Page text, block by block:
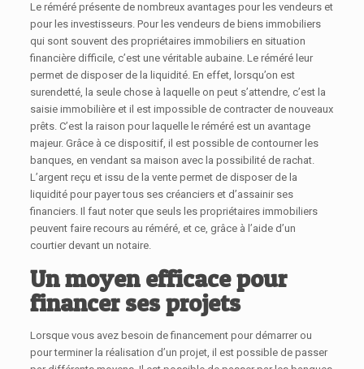
Le réméré présente de nombreux avantages pour les vendeurs et
pour les investisseurs. Pour les vendeurs de biens immobiliers
qui sont souvent des propriétaires immobiliers en situation
financière difficile, c’est une véritable aubaine. Le réméré leur
permet de disposer de la liquidité. En effet, lorsqu’on est
surendetté, la seule chose à laquelle on peut s’attendre, c’est la
saisie immobilière et il est impossible de contracter de nouveaux
prêts. C’est la raison pour laquelle le réméré est un avantage
majeur. Grâce à ce dispositif, il est possible de contourner les
banques, en vendant sa maison avec la possibilité de rachat.
L’argent reçu et issu de la vente permet de disposer de la
liquidité pour payer tous ses créanciers et d’assainir ses
financiers. Il faut noter que seuls les propriétaires immobiliers
peuvent faire recours au réméré, et ce, grâce à l’aide d’un
courtier devant un notaire.
Un moyen efficace pour
financer ses projets
Lorsque vous avez besoin de financement pour démarrer ou
pour terminer la réalisation d’un projet, il est possible de passer